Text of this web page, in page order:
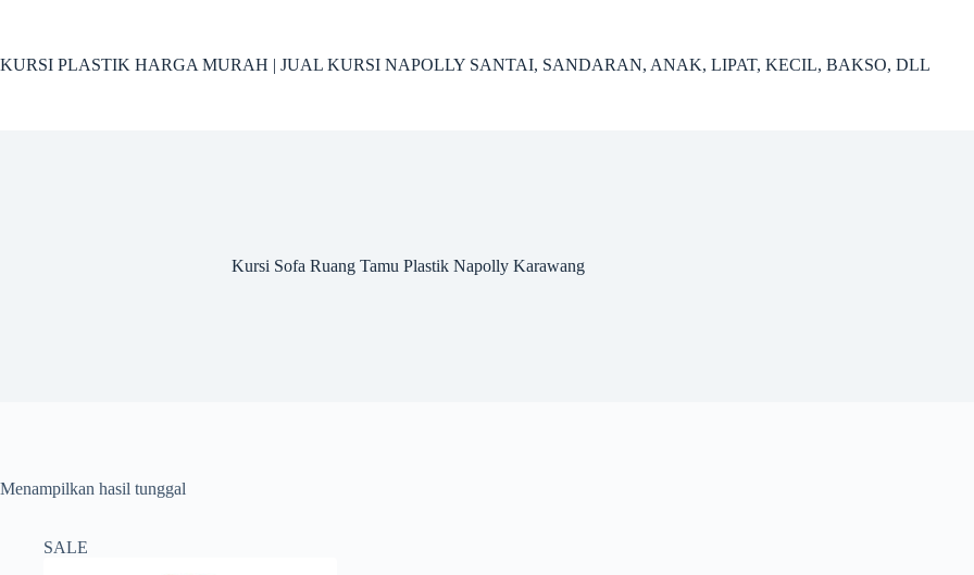
KURSI PLASTIK HARGA MURAH | JUAL KURSI NAPOLLY SANTAI, SANDARAN, ANAK, LIPAT, KECIL, BAKSO, DLL
Kursi Sofa Ruang Tamu Plastik Napolly Karawang
Menampilkan hasil tunggal
SALE